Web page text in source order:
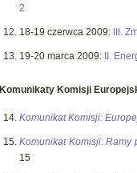
2
18-19 czerwca 2009: III.
19-20 marca 2009: II.
Komunikaty Komisji
Komunikat Komisji:
Komunikat Komisji:
15